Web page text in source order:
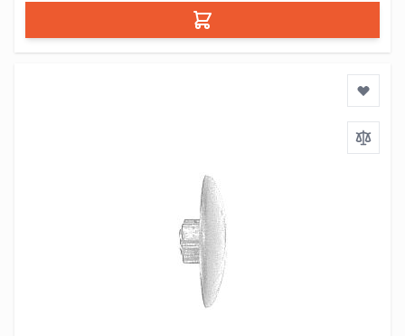
Dodaj do koszyka